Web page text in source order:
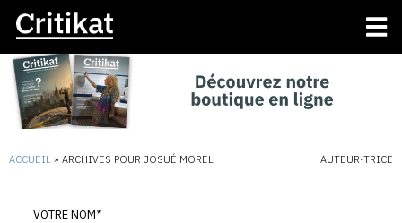
ACCUEIL » ARCHIVES POUR JOSUÉ MOREL AUTEUR·TRICE
VOTRE NOM*